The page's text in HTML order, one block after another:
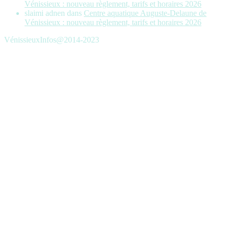
Vénissieux : nouveau règlement, tarifs et horaires 2026
slaimi adnen dans Centre aquatique Auguste-Delaune de
Vénissieux : nouveau règlement, tarifs et horaires 2026
VénissieuxInfos@2014-2023